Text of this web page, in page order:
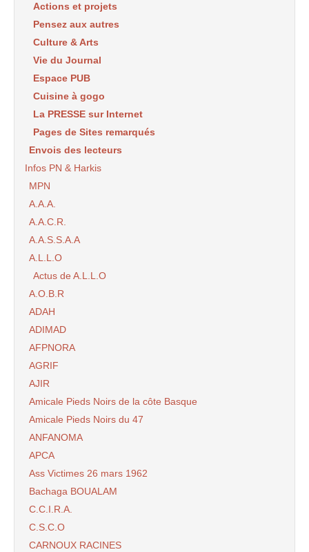
Actions et projets
Pensez aux autres
Culture & Arts
Vie du Journal
Espace PUB
Cuisine à gogo
La PRESSE sur Internet
Pages de Sites remarqués
Envois des lecteurs
Infos PN & Harkis
MPN
A.A.A.
A.A.C.R.
A.A.S.S.A.A
A.L.L.O
Actus de A.L.L.O
A.O.B.R
ADAH
ADIMAD
AFPNORA
AGRIF
AJIR
Amicale Pieds Noirs de la côte Basque
Amicale Pieds Noirs du 47
ANFANOMA
APCA
Ass Victimes 26 mars 1962
Bachaga BOUALAM
C.C.I.R.A.
C.S.C.O
CARNOUX RACINES